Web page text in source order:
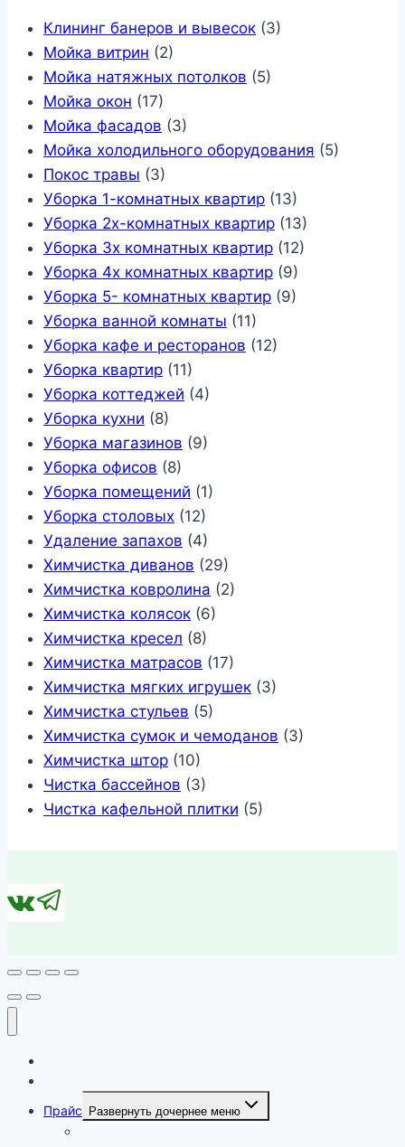
Клининг банеров и вывесок (3)
Мойка витрин (2)
Мойка натяжных потолков (5)
Мойка окон (17)
Мойка фасадов (3)
Мойка холодильного оборудования (5)
Покос травы (3)
Уборка 1-комнатных квартир (13)
Уборка 2х-комнатных квартир (13)
Уборка 3х комнатных квартир (12)
Уборка 4х комнатных квартир (9)
Уборка 5- комнатных квартир (9)
Уборка ванной комнаты (11)
Уборка кафе и ресторанов (12)
Уборка квартир (11)
Уборка коттеджей (4)
Уборка кухни (8)
Уборка магазинов (9)
Уборка офисов (8)
Уборка помещений (1)
Уборка столовых (12)
Удаление запахов (4)
Химчистка диванов (29)
Химчистка ковролина (2)
Химчистка колясок (6)
Химчистка кресел (8)
Химчистка матрасов (17)
Химчистка мягких игрушек (3)
Химчистка стульев (5)
Химчистка сумок и чемоданов (3)
Химчистка штор (10)
Чистка бассейнов (3)
Чистка кафельной плитки (5)
Прайс
Развернуть дочернее меню